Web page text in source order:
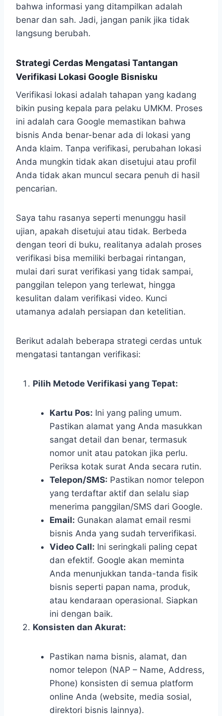
bahwa informasi yang ditampilkan adalah
benar dan sah. Jadi, jangan panik jika tidak
langsung berubah.
Strategi Cerdas Mengatasi Tantangan
Verifikasi Lokasi Google Bisnisku
Verifikasi lokasi adalah tahapan yang kadang
bikin pusing kepala para pelaku UMKM. Proses
ini adalah cara Google memastikan bahwa
bisnis Anda benar-benar ada di lokasi yang
Anda klaim. Tanpa verifikasi, perubahan lokasi
Anda mungkin tidak akan disetujui atau profil
Anda tidak akan muncul secara penuh di hasil
pencarian.
Saya tahu rasanya seperti menunggu hasil
ujian, apakah disetujui atau tidak. Berbeda
dengan teori di buku, realitanya adalah proses
verifikasi bisa memiliki berbagai rintangan,
mulai dari surat verifikasi yang tidak sampai,
panggilan telepon yang terlewat, hingga
kesulitan dalam verifikasi video. Kunci
utamanya adalah persiapan dan ketelitian.
Berikut adalah beberapa strategi cerdas untuk
mengatasi tantangan verifikasi:
Pilih Metode Verifikasi yang Tepat:
Kartu Pos: Ini yang paling umum.
Pastikan alamat yang Anda masukkan
sangat detail dan benar, termasuk
nomor unit atau patokan jika perlu.
Periksa kotak surat Anda secara rutin.
Telepon/SMS: Pastikan nomor telepon
yang terdaftar aktif dan selalu siap
menerima panggilan/SMS dari Google.
Email: Gunakan alamat email resmi
bisnis Anda yang sudah terverifikasi.
Video Call: Ini seringkali paling cepat
dan efektif. Google akan meminta
Anda menunjukkan tanda-tanda fisik
bisnis seperti papan nama, produk,
atau kendaraan operasional. Siapkan
ini dengan baik.
Konsisten dan Akurat:
Pastikan nama bisnis, alamat, dan
nomor telepon (NAP – Name, Address,
Phone) konsisten di semua platform
online Anda (website, media sosial,
direktori bisnis lainnya).